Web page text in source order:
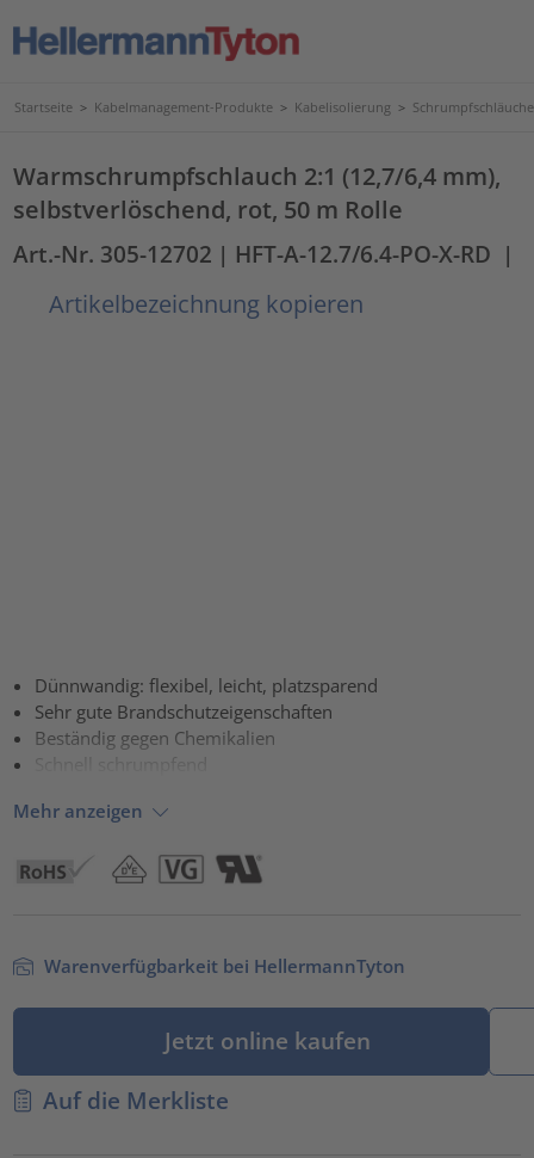
Startseite > Kabelmanagement-Produkte > Kabelisolierung > Schrumpfschläuche
Warmschrumpfschlauch 2:1 (12,7/6,4 mm),
selbstverlöschend, rot, 50 m Rolle
Art.-Nr. 305-12702 | HFT-A-12.7/6.4-PO-X-RD |
Artikelbezeichnung kopieren
Dünnwandig: flexibel, leicht, platzsparend
Sehr gute Brandschutzeigenschaften
Beständig gegen Chemikalien
Schnell schrumpfend
Mehr anzeigen
Warenverfügbarkeit bei HellermannTyton
Jetzt online kaufen
Auf die Merkliste